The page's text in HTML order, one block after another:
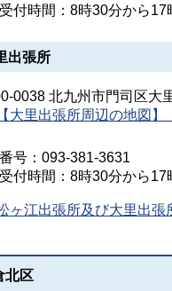
付時間：8時30分から17
出張所
0038 北九州市門司区大
【大里出張所周辺の地図】
号：093-381-3631
付時間：8時30分から17
ヶ江出張所及び大里出張
北区